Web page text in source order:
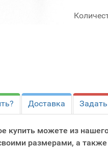
Доставка
купить можете из
размерами, а